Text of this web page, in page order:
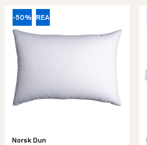
-50% REA
Norsk Dun